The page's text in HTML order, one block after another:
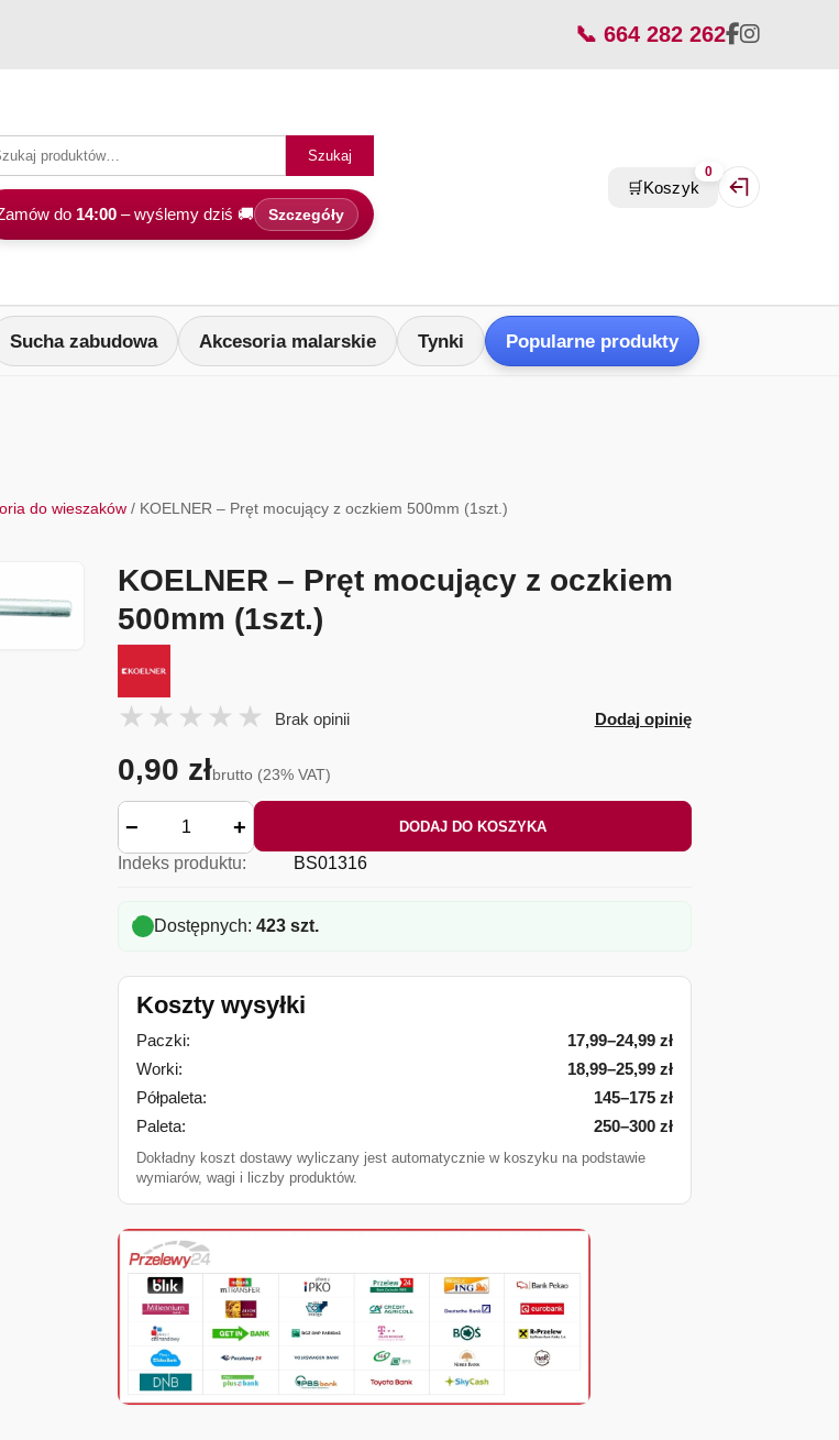
📞 664 282 262
Szukaj
do 14:00– wyślemy dziś 🚚 Szczegóły
🛒Koszyk
0
Zaloguj się /
Sucha zabudowa Akcesoria malarskie Tynki Popularne produkty
do wieszaków / KOELNER – Pręt mocujący z oczkiem 500mm (1szt.)
KOELNER – Pręt mocujący z oczkiem
500mm (1szt.)
Brak opinii Dodaj opinię
0,90 złbrutto (23% VAT)
− + DODAJ DO KOSZYKA
Indeks produktu: BS01316
Dostępnych: 423 szt.
Koszty wysyłki
Paczki:
17,99–24,99 zł
Worki:
18,99–25,99 zł
Półpaleta:
145–175 zł
Paleta:
250–300 zł
Dokładny koszt dostawy wyliczany jest automatycznie w koszyku na podstawie
wymiarów, wagi i liczby produktów.